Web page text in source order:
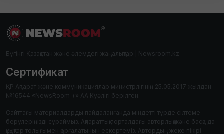
Бүгінгі Қазақстан және әлемдегі жаңалықтар | Newsroom.kz
Сертификат
ҚР Ақпарат және коммуникациялар министрлігінің 25.05.2017 жылдан
№16544 «NewsRoom +» АА Куәлігі берілген.
Сайттағы материалдарды пайдаланғанда міндетті түрде сілтеме
берулеріңізді сұраймыз. Ақпараттық порталдағы авторлық және басқа да
құқықтар толығымен қорғалатынын ескертеміз. Автордың жеке пікірі